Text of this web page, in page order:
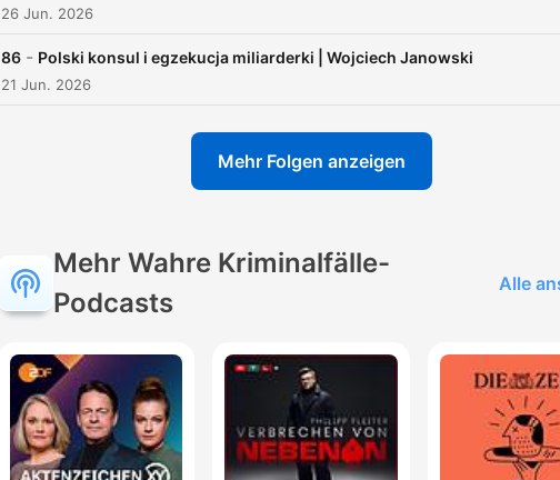
26 Jun. 2026
86 - Polski konsul i egzekucja miliarderki | Wojciech Janowski
21 Jun. 2026
Mehr Folgen anzeigen
Mehr Wahre Kriminalfälle-
Podcasts
Alle